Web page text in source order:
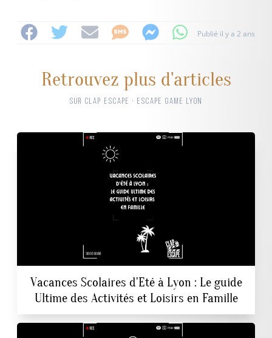
Publié il y a 2 ans
Retrouvez plus d'articles
SUR CLAP ESCAPE · ESCAPE GAME LYON
Vacances Scolaires d'Eté à Lyon : Le guide
Ultime des Activités et Loisirs en Famille